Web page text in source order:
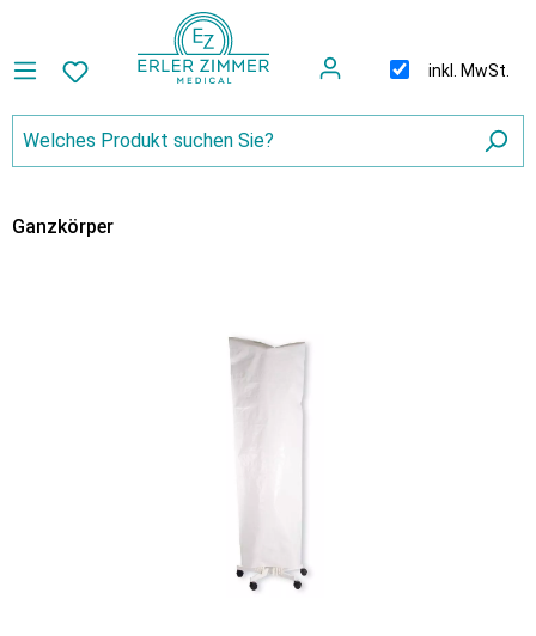
inkl. MwSt.
Ganzkörper